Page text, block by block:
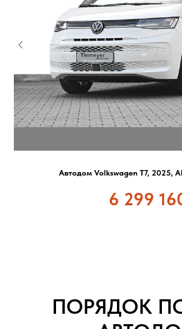
Автодом Volkswagen T7, 2025,
6 299
ПОРЯДОК